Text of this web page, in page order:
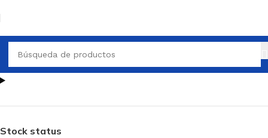
Stock status